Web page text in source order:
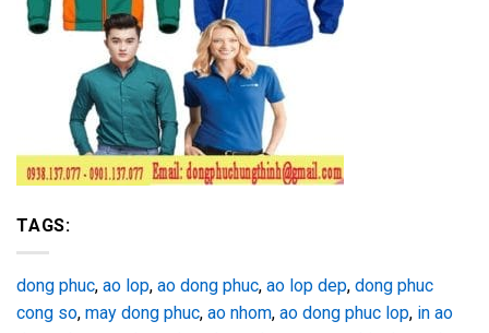
TAGS:
dong phuc, ao lop, ao dong phuc, ao lop dep, dong phuc
cong so, may dong phuc, ao nhom, ao dong phuc lop, in ao